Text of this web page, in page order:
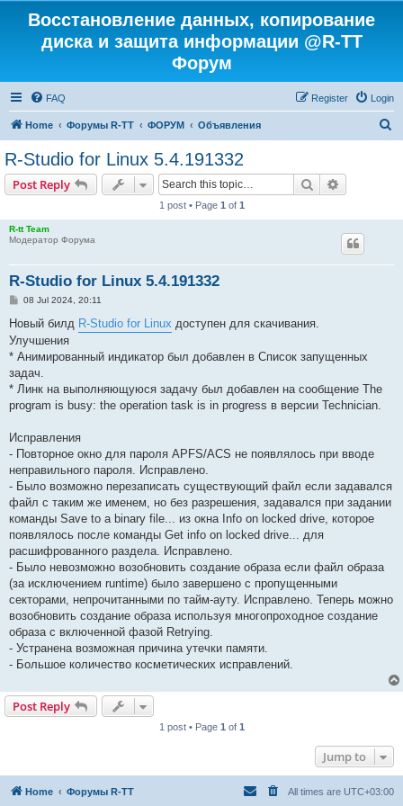
Восстановление данных, копирование
диска и защита информации @R-TT
Форум
FAQ Login
Register
Home Форумы R-TT ФОРУМ Объявления
R-Studio for Linux 5.4.191332
Post Reply Search
1 post • Page 1 of 1
R-tt Team
Модератор Форума
R-Studio for Linux 5.4.191332
P
s
08 Jul 2024, 20:11
Новый билд R-Studio for Linux доступен для скачивания.
Улучшения
* Анимированный индикатор был добавлен в Список запущенных
задач.
* Линк на выполняющуюся задачу был добавлен на сообщение The
program is busy: the operation task is in progress в версии Technician.
Исправления
- Повторное окно для пароля APFS/ACS не появлялось при вводе
неправильного пароля. Исправлено.
- Было возможно перезаписать существующий файл если задавался
файл с таким же именем, но без разрешения, задавался при задании
команды Save to a binary file... из окна Info on locked drive, которое
появлялось после команды Get info on locked drive... для
расшифрованного раздела. Исправлено.
- Было невозможно возобновить создание образа если файл образа
(за исключением runtime) было завершено с пропущенными
секторами, непрочитанными по тайм-ауту. Исправлено. Теперь можно
возобновить создание образа используя многопроходное создание
образа с включенной фазой Retrying.
- Устранена возможная причина утечки памяти.
- Большое количество косметических исправлений.
Post Reply
1 post • Page 1 of 1
Jump to
Home Форумы R-TT All times are UTC+03:00